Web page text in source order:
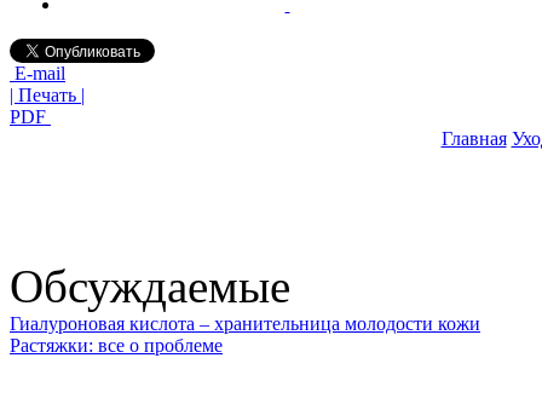
E-mail
| Печать |
PDF
Главная
Обсуждаемые
Гиалуроновая кислота – хранительница молодости кожи
Растяжки: все о проблеме